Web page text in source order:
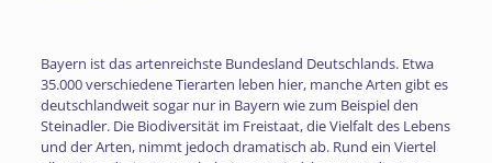
Bayern ist das artenreichste Bundesland Deutschlands. Etwa
35.000 verschiedene Tierarten leben hier, manche Arten gibt es
deutschlandweit sogar nur in Bayern wie zum Beispiel den
Steinadler. Die Biodiversität im Freistaat, die Vielfalt des Lebens
und der Arten, nimmt jedoch dramatisch ab. Rund ein Viertel